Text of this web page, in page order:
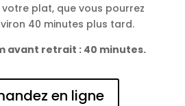
plat, que vous pourrez
40 minutes plus tard.
avant retrait : 40 minutes.
en ligne